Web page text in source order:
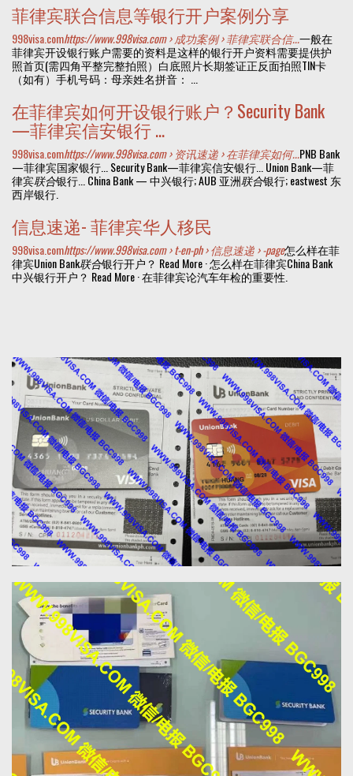
菲律宾联合信息等银行开户案例分享
998visa.comhttps://www.998visa.com › 成功案例 › 菲律宾联合信...一般在
菲律宾开设银行账户需要的资料是这样的银行开户资料需要提供护
照首页(需四角平整完整拍照）白底照片长期签证正反面拍照TIN卡
（如有）手机号码：母亲姓名拼音： ...
在菲律宾如何开设银行账户？Security Bank
—菲律宾信安银行 ...
998visa.comhttps://www.998visa.com › 资讯速递 › 在菲律宾如何...PNB Bank
—菲律宾国家银行... Security Bank—菲律宾信安银行... Union Bank—菲
律宾联合银行... China Bank — 中兴银行; AUB 亚洲联合银行; eastwest 东
西岸银行.
信息速递- 菲律宾华人移民
998visa.comhttps://www.998visa.com › t-en-ph › 信息速递 › -page怎么样在菲
律宾Union Bank联合银行开户？ Read More · 怎么样在菲律宾China Bank
中兴银行开户？ Read More · 在菲律宾论汽车年检的重要性.